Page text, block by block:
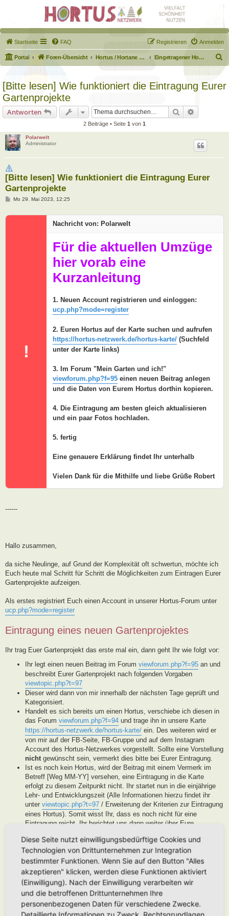
Startseite FAQ Anmelden
Registrieren
Portal Foren-Übersicht Hortus / Hortane Habitate / Garten auf dem Weg Eingetragener Hortus - Mein Hortus und ich!
u
[Bitte lesen] Wie funktioniert die Eintragung Eurer
Gartenprojekte
Antworten Suche
2 Beiträge • Seite 1 von 1
Polarwelt
Administrator
[Bitte lesen] Wie funktioniert die Eintragung Eurer
Gartenprojekte
B
t
Mo 29. Mai 2023, 12:25
!
Nachricht von: Polarwelt
Für die aktuellen Umzüge
hier vorab eine
Kurzanleitung
1. Neuen Account registrieren und einloggen:
ucp.php?mode=register
2. Euren Hortus auf der Karte suchen und aufrufen
https://hortus-netzwerk.de/hortus-karte/ (Suchfeld
unter der Karte links)
3. Im Forum "Mein Garten und ich!"
viewforum.php?f=95 einen neuen Beitrag anlegen
und die Daten von Eurem Hortus dorthin kopieren.
4. Die Eintragung am besten gleich aktualisieren
und ein paar Fotos hochladen.
5. fertig
Eine genauere Erklärung findet Ihr unterhalb
Vielen Dank für die Mithilfe und liebe Grüße Robert
------
Hallo zusammen,
da siche Neulinge, auf Grund der Komplexität oft schwertun, möchte ich
Euch heute mal Schritt für Schritt die Möglichkeiten zum Eintragen Eurer
Gartenprojekte aufzeigen.
Als erstes registriert Euch einen Account in unserer Hortus-Forum unter
ucp.php?mode=register
Eintragung eines neuen Gartenprojektes
Ihr trag Euer Gartenprojekt das erste mal ein, dann geht Ihr wie folgt vor:
Ihr legt einen neuen Beitrag im Forum viewforum.php?f=95 an und
beschreibt Eurer Gartenprojekt nach folgenden Vorgaben
viewtopic.php?t=97
Dieser wird dann von mir innerhalb der nächsten Tage geprüft und
Kategorisiert.
Handelt es sich bereits um einen Hortus, verschiebe ich diesen in
das Forum viewforum.php?f=94 und trage ihn in unsere Karte
https://hortus-netzwerk.de/hortus-karte/ ein. Des weiteren wird er
von mir auf der FB-Seite, FB-Gruppe und auf dem Instagram
Account des Hortus-Netzwerkes vorgestellt. Sollte eine Vorstellung
nichtgewünscht sein, vermerkt dies bitte bei Eurer Eintragung.
Ist es noch kein Hortus, wird der Beitrag mit einem Vermerk im
Betreff [Weg MM-YY] versehen, eine Eintragung in die Karte
erfolgt zu diesem Zeitpunkt nicht. Ihr startet nun in die einjährige
Lehr- und Entwicklungszeit (Alle Informationen hierzu findet ihr
unter viewtopic.php?t=97 / Erweiterung der Kriterien zur Eintragung
eines Hortus). Somit wisst Ihr, dass es noch nicht für eine
Eintragung reicht, Ihr berichtet uns dann weiter über Eure
der Entwicklung Eures Gartens. Wenn unser Moderatorenteam der
Meinung ist, Euer Garten ist soweit, werden wir diesen als Hortus
eintragen. Eine Überprüfung erfolgt spätestens nach Ablauf des
Lehr- und Entwicklungsjahres. Stellen wir in dieser Zeit keine
Aktivität fest, werden wir die Eintragung archivieren.
Handelt es sich generell um keinen Hortus sondern um ein
Hortanes Habitat (Alle Gartenprojekte, die keinen klassischen
Hortus mit den drei Zonen darstellen, aber in Anlehnung an das
Diese Seite nutzt einwilligungsbedürftige Cookies und
Technologien von Drittunternehmen zur Integration
bestimmter Funktionen. Wenn Sie auf den Button "Alles
akzeptieren" klicken, werden diese Funktionen aktiviert
(Einwilligung). Nach der Einwilligung verarbeiten wir
und die betroffenen Drittunternehmen Ihre
personenbezogenen Daten für verschiedene Zwecke.